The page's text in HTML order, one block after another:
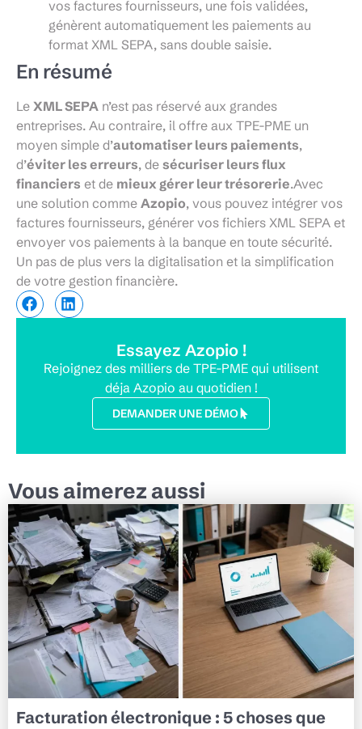
vos factures fournisseurs, une fois validées,
génèrent automatiquement les paiements au
format XML SEPA, sans double saisie.
En résumé
Le XML SEPA n’est pas réservé aux grandes
entreprises. Au contraire, il offre aux TPE-PME un
moyen simple d’automatiser leurs paiements,
d’éviter les erreurs, de sécuriser leurs flux
financiers et de mieux gérer leur trésorerie.Avec
une solution comme Azopio, vous pouvez intégrer vos
factures fournisseurs, générer vos fichiers XML SEPA et
envoyer vos paiements à la banque en toute sécurité.
Un pas de plus vers la digitalisation et la simplification
de votre gestion financière.
Essayez Azopio !
Rejoignez des milliers de TPE-PME qui utilisent
déja Azopio au quotidien !
DEMANDER UNE DÉMO
Vous aimerez aussi
Facturation électronique : 5 choses que